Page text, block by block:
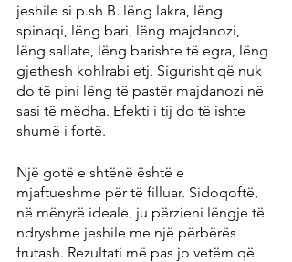
jeshile si p.sh B. lëng lakra, lëng
spinaqi, lëng bari, lëng majdanozi,
lëng sallate, lëng barishte të egra, lëng
gjethesh kohlrabi etj. Sigurisht që nuk
do të pini lëng të pastër majdanozi në
sasi të mëdha. Efekti i tij do të ishte
shumë i fortë.
Një gotë e shtënë është e
mjaftueshme për të filluar. Sidoqoftë,
në mënyrë ideale, ju përzieni lëngje të
ndryshme jeshile me një përbërës
frutash. Rezultati më pas jo vetëm që